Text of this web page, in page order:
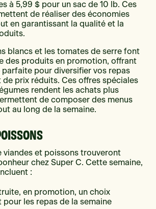
à 5,99 $ pour un sac de 10 lb. Ces
de réaliser des économies
en garantissant la qualité et la
blancs et les tomates de serre font
des produits en promotion, offrant
pour diversifier vos repas
prix réduits. Ces offres spéciales
rendent les achats plus
de composer des menus
au long de la semaine.
viandes et poissons trouveront
chez Super C. Cette semaine,
:
en promotion, un choix
pour les repas de la semaine